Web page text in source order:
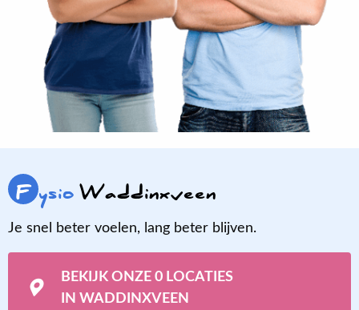
F ysioWaddinxveen
Je snel beter voelen, lang beter blijven.
BEKIJK ONZE 0 LOCATIES
IN WADDINXVEEN